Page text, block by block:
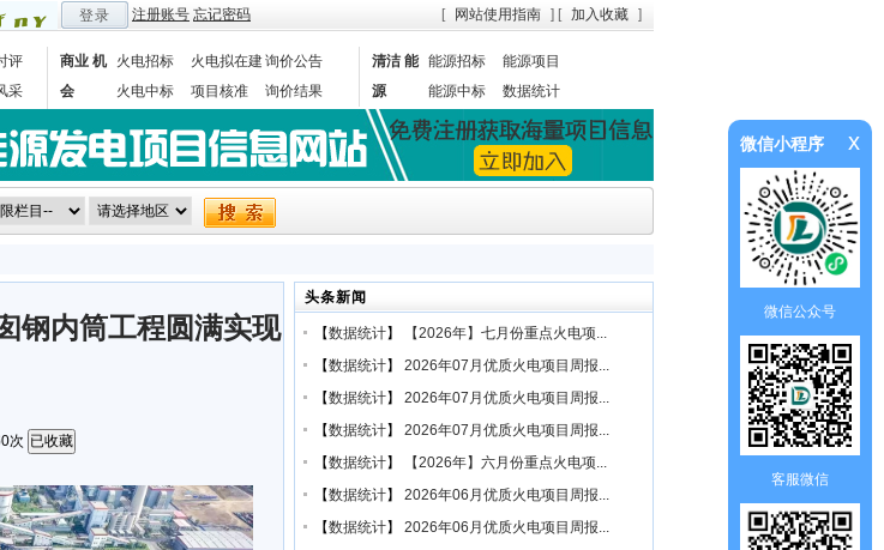
登录 注册账号 忘记密码 [ 网站使用指南 ] [ 加入收藏 ]
评
采
商业 机
会
火电招标 火电拟在建询价公告
火电中标
项目核准
询价结果
清洁 能
源
能源招标
能源项目
能源中标
数据统计
钢内筒工程圆满实现
次 已收藏
头条新闻
【数据统计】
【2026年】七月份重点火电项...
【数据统计】 2026年07月优质火电项目周报...
【数据统计】 2026年07月优质火电项目周报...
【数据统计】 2026年07月优质火电项目周报...
【数据统计】
【2026年】六月份重点火电项...
【数据统计】 2026年06月优质火电项目周报...
【数据统计】 2026年06月优质火电项目周报...
微信小程序 x
微信公众号
客服微信